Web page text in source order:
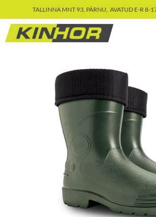
TALLINNA MNT 93, PÄRNU, AVATUD E-R 8-